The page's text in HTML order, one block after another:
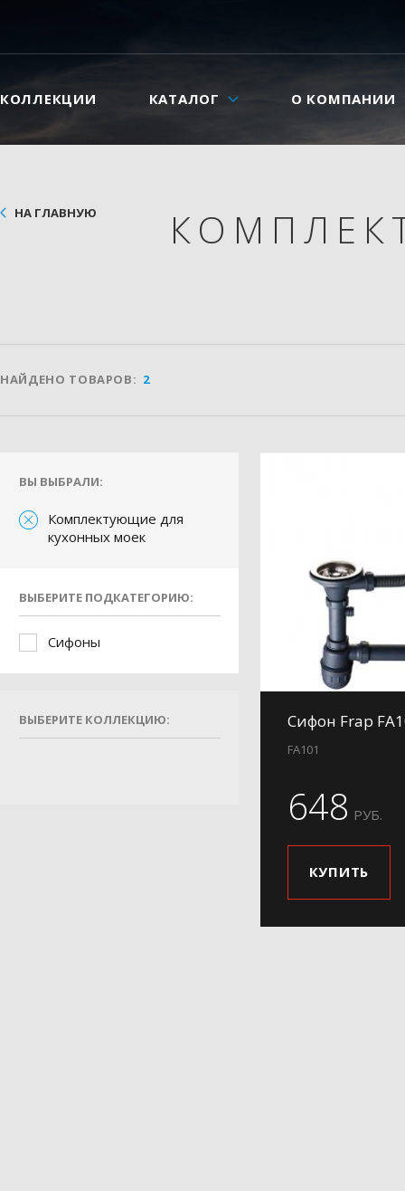
КОЛЛЕКЦИИ КАТАЛОГ О КОМПАНИИ
НА ГЛАВНУЮ
НАЙДЕНО ТОВАРОВ: 2
ВЫ ВЫБРАЛИ:
Комплектующие для
кухонных моек
ВЫБЕРИТЕ ПОДКАТЕГОРИЮ:
Сифоны
ВЫБЕРИТЕ КОЛЛЕКЦИЮ: Сифон Frap
FA101
648 РУБ.
КУПИТЬ